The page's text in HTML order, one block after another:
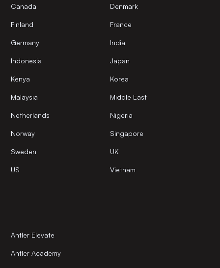
Canada Denmark
Finland France
Germany India
Indonesia Japan
Kenya Korea
Malaysia Middle East
Netherlands Nigeria
Norway Singapore
Sweden UK
US Vietnam
Antler Elevate
Antler Academy